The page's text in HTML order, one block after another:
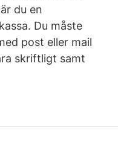
du en
Du måste
post eller mail
skriftligt samt